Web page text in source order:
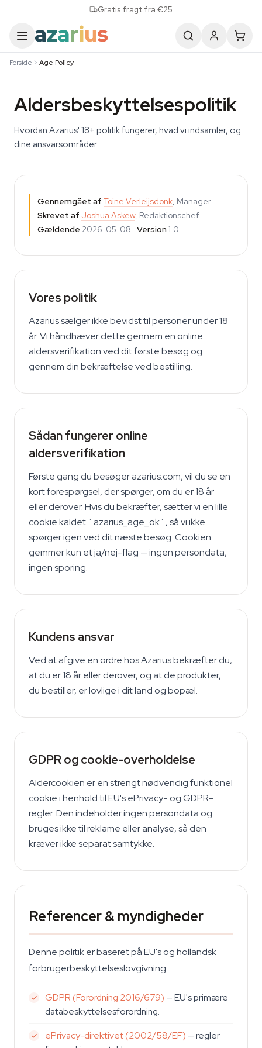
Gratis fragt fra €25
Forside Age Policy
Aldersbeskyttelsespolitik
Hvordan Azarius' 18+ politik fungerer, hvad vi indsamler, og
dine ansvarsområder.
Gennemgået af Toine Verleijsdonk, Manager ·
Skrevet af Joshua Askew, Redaktionschef ·
Gældende 2026-05-08 · Version 1.0
Vores politik
Azarius sælger ikke bevidst til personer under 18
år. Vi håndhæver dette gennem en online
aldersverifikation ved dit første besøg og
gennem din bekræftelse ved bestilling.
Sådan fungerer online
aldersverifikation
Første gang du besøger azarius.com, vil du se en
kort forespørgsel, der spørger, om du er 18 år
eller derover. Hvis du bekræfter, sætter vi en lille
cookie kaldet `azarius_age_ok`, så vi ikke
spørger igen ved dit næste besøg. Cookien
gemmer kun et ja/nej-flag — ingen persondata,
ingen sporing.
Kundens ansvar
Ved at afgive en ordre hos Azarius bekræfter du,
at du er 18 år eller derover, og at de produkter,
du bestiller, er lovlige i dit land og bopæl.
GDPR og cookie-overholdelse
Aldercookien er en strengt nødvendig funktionel
cookie i henhold til EU's ePrivacy- og GDPR-
regler. Den indeholder ingen persondata og
bruges ikke til reklame eller analyse, så den
kræver ikke separat samtykke.
Referencer & myndigheder
Denne politik er baseret på EU's og hollandsk
forbrugerbeskyttelseslovgivning:
GDPR (Forordning 2016/679) — EU's primære
databeskyttelsesforordning.
ePrivacy-direktivet (2002/58/EF) — regler